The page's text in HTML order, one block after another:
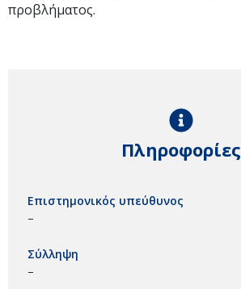
προβλήματος.
Πληροφορίες
Επιστημονικός υπεύθυνος
–
Σύλληψη
–